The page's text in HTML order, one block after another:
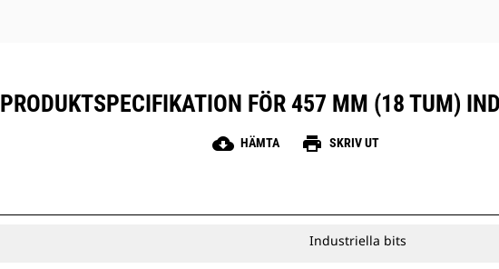
PRODUKTSPECIFIKATION FÖR 457 MM (18 TUM)
cloud_download HÄMTA print SKRIV UT
Industriella bits